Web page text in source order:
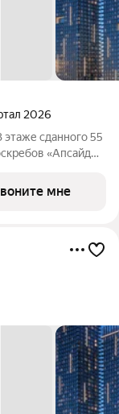
2026
сданного 55
«Апсайд
Кв.5313.мне